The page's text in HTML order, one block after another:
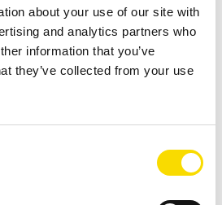
about your use of our site with
and analytics partners who
information that you’ve
they’ve collected from your use
de objeto
contra desgaste, sujeción
activa (hasta +45 °C)